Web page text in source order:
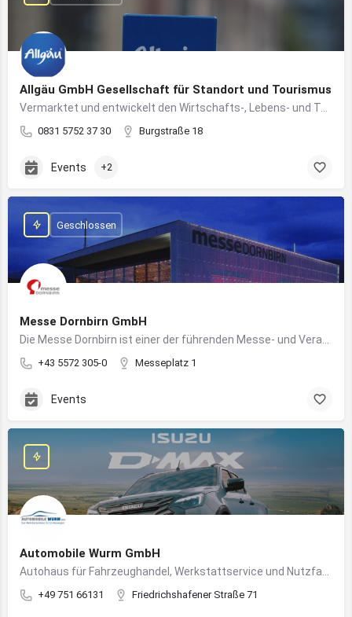
Allgäu GmbH Gesellschaft für Standort und Tourismus
0831 5752 37 30 Burgstraße 18
Events +2
Messe Dornbirn GmbH
+43 5572 305-0 Messeplatz 1
Geschlossen
Events
Automobile Wurm GmbH
+49 751 66131 Friedrichshafener Straße 71